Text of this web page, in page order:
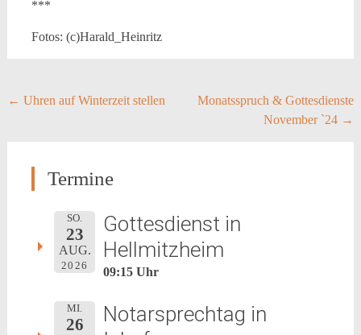
***
Fotos: (c)Harald_Heinritz
Post
← Uhren auf Winterzeit stellen
Monatsspruch & Gottesdienste
November `24 →
Termine
SO.
23
AUG.
2026
Gottesdienst in
Hellmitzheim
09:15 Uhr
MI.
26
Notarsprechtag in